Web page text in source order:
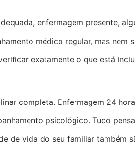
enfermagem presente,
médico regular, mas nem
exatamente o que está
completa. Enfermagem 24
psicológico. Tudo
de vida do seu familiar também